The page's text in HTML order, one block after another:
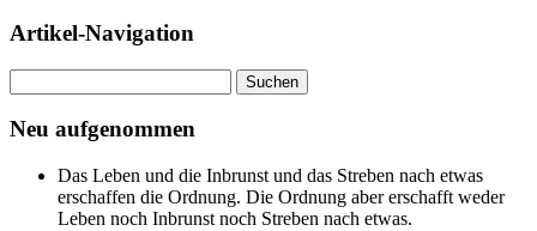
Artikel-Navigation
nach:
Neu aufgenommen
Das Leben und die Inbrunst und das Streben nach etwas
erschaffen die Ordnung. Die Ordnung aber erschafft weder
Leben noch Inbrunst noch Streben nach etwas.